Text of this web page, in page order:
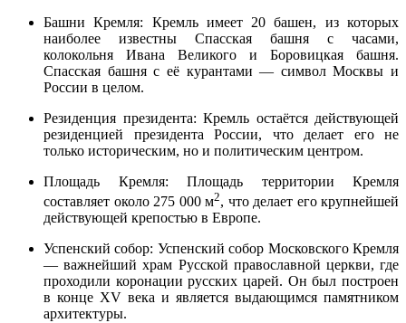
Башни Кремля: Кремль имеет 20 башен, из которых
наиболее известны Спасская башня с часами,
колокольня Ивана Великого и Боровицкая башня.
Спасская башня с её курантами — символ Москвы и
России в целом.
Резиденция президента: Кремль остаётся действующей
резиденцией президента России, что делает его не
только историческим, но и политическим центром.
Площадь Кремля: Площадь территории Кремля
составляет около 275 000 м2, что делает его крупнейшей
действующей крепостью в Европе.
Успенский собор: Успенский собор Московского Кремля
— важнейший храм Русской православной церкви, где
проходили коронации русских царей. Он был построен
в конце XV века и является выдающимся памятником
архитектуры.